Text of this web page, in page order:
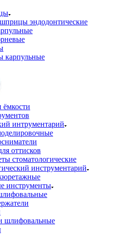
эндодонтические
интрументарий
оттисков
стоматологические
инструментарий
инструменты
шлифовальные